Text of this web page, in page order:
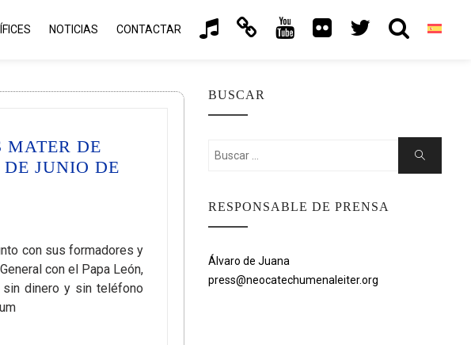
NOTICIAS CONTACTAR
MATER DE
JUNIO DE
con sus formadores y
con el Papa León,
sin dinero y sin teléfono
BUSCAR
Buscar:
Buscar
RESPONSABLE DE PRENSA
Álvaro de Juana
press@neocatechumenaleiter.org